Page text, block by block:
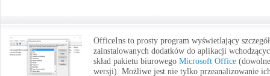
OfficeIns to prosty program wyświetlający
zainstalowanych dodatków do aplikacji
skład pakietu biurowego Microsoft Office
wersji). Możliwe jest nie tylko przeanalizowanie